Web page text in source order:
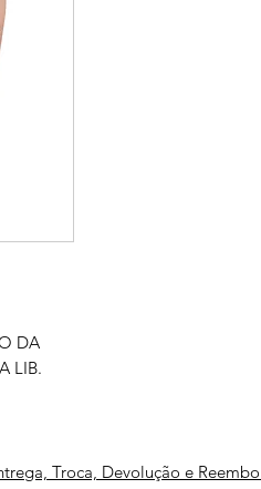
DA
LIB.
Troca, Devolução e